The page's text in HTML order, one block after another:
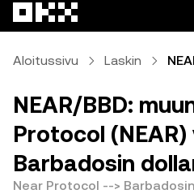
Aloitussivu Laskin
NEAR/BBD:
Protocol
Barbadosin
Near Protocol -->